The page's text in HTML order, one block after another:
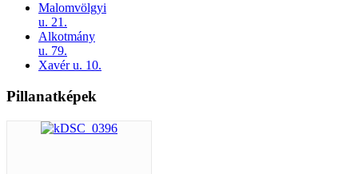
Malomvölgyi
u. 21.
Alkotmány
u. 79.
Xavér u. 10.
Pillanatképek